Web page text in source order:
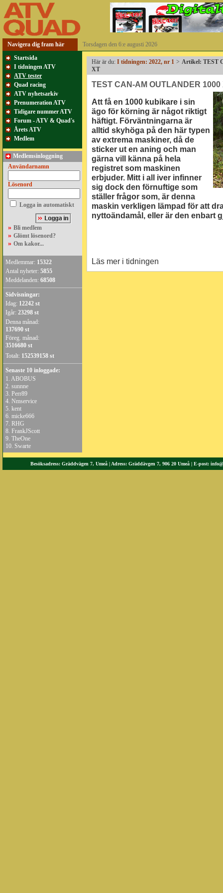
Navigera dig fram här
Torsdagen den 6:e augusti 2026
Startsida
I tidningen ATV
ATV tester
Quad racing
ATV nyhetsarkiv
Prenumeration ATV
Tidigare nummer ATV
Forum - ATV & Quad's
Årets ATV
Medlem
Medlemsinloggning
Användarnamn
Lösenord
Logga in automatiskt
» Bli medlem
» Glömt lösenord?
» Om kakor...
Medlemmar: 15322
Antal nyheter: 5855
Meddelanden: 68508
Sidvisningar:
Idag: 12242 st
Igår: 23298 st
Denna månad:
137690 st
Föreg. månad:
3516680 st
Totalt: 152539158 st
Senaste 10 inloggade:
1. ABOBUS
2. sunnne
3. Perr89
4. Nmservice
5. kent
6. micke666
7. RHG
8. FrankJScott
9. TheOne
10. Swarte
Här är du: I tidningen: 2022, nr 1 > Artikel: TEST
XT
TEST CAN-AM OUTLANDER 1000
Att få en 1000 kubikare i sin
ägo för körning är något riktigt
häftigt. Förväntningarna är
alltid skyhöga på den här typen
av extrema maskiner, då de
sticker ut en aning och man
gärna vill känna på hela
registret som maskinen
erbjuder. Mitt i all iver infinner
sig dock den förnuftige som
ställer frågor som, är denna
maskin verkligen lämpad för att
nyttoändamål, eller är den enbart
Läs mer i tidningen
Besöksadress: Gräddvägen 7, Umeå | Adress: Gräddävgen 7, 906 20 Umeå | E-post: